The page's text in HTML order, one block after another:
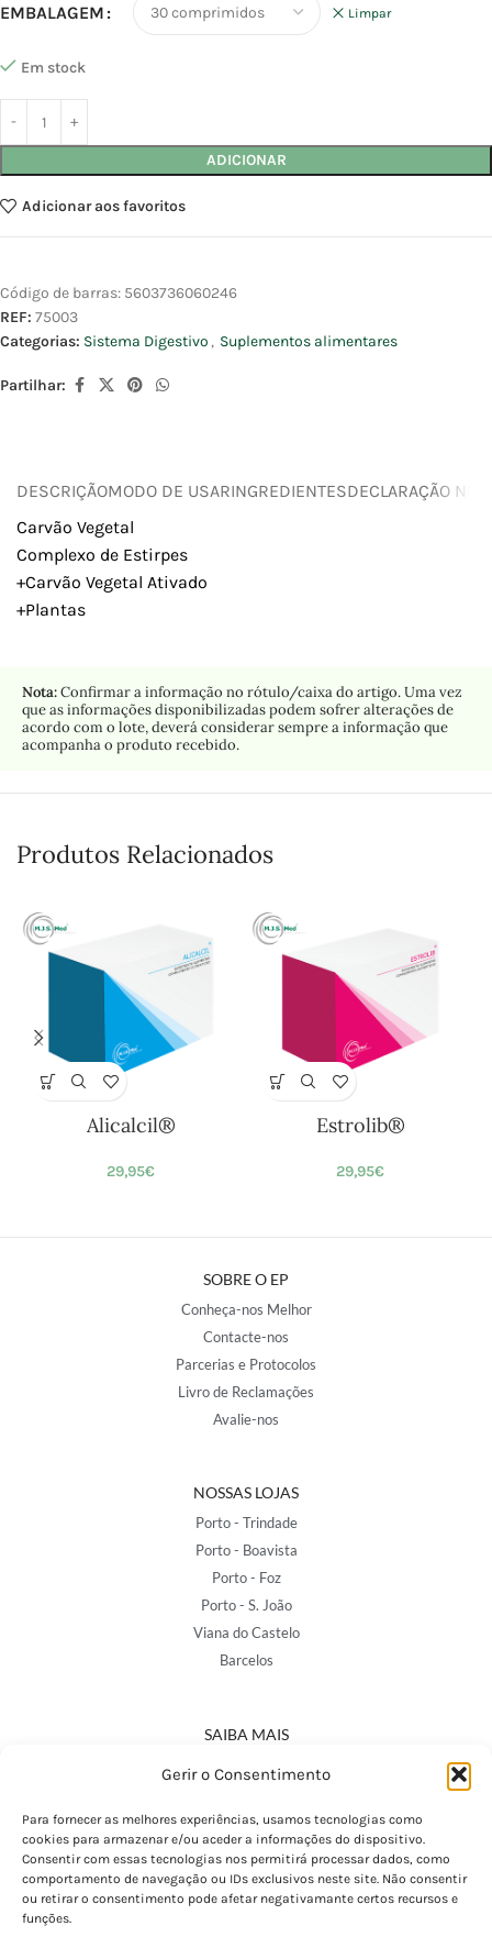
Gerir o Consentimento
Para fornecer as melhores experiências, usamos tecnologias como
cookies para armazenar e/ou aceder a informações do dispositivo.
Consentir com essas tecnologias nos permitirá processar dados, como
comportamento de navegação ou IDs exclusivos neste site. Não consentir
ou retirar o consentimento pode afetar negativamante certos recursos e
funções.
EMBALAGEM Limpar
Em stock
ADICIONAR
Adicionar aos favoritos
Código de barras: 5603736060246
REF: 75003
Categorias: Sistema Digestivo , Suplementos alimentares
Partilhar:
DESCRIÇÃOMODO DE USARINGREDIENTESDECLARAÇÃO
Carvão Vegetal
Complexo de Estirpes
+Carvão Vegetal Ativado
+Plantas
Nota:Confirmar a informação no rótulo/caixa do artigo. Uma vez
que as informações disponibilizadas podem sofrer alterações de
acordo com o lote, deverá considerar sempre a informação que
acompanha o produto recebido.
Produtos Relacionados
Alicalcil®
29,95€
Estrolib®
29,95€
SOBRE O EP
Conheça-nos Melhor
Contacte-nos
Parcerias e Protocolos
Livro de Reclamações
Avalie-nos
NOSSAS LOJAS
Porto - Trindade
Porto - Boavista
Porto - Foz
Porto - S. João
Viana do Castelo
Barcelos
SAIBA MAIS
Política de Privacidade
Termos e Condições
Perguntas Frequentes
Custos de Envio
Encomendas Internacionais